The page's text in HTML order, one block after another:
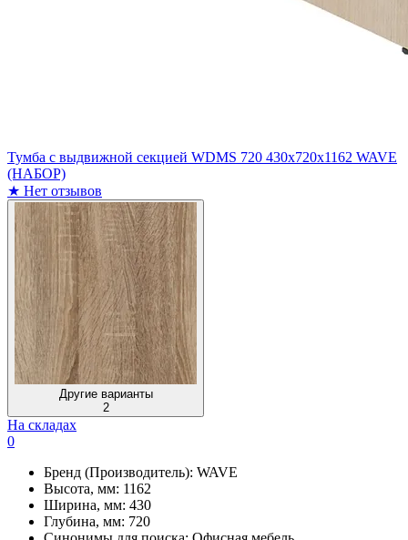
Тумба с выдвижной секцией WDMS 720 430х720х1162 WAVE
(НАБОР)
★ Нет отзывов
Другие варианты
2
На складах
0
Бренд (Производитель): WAVE
Высота, мм: 1162
Ширина, мм: 430
Глубина, мм: 720